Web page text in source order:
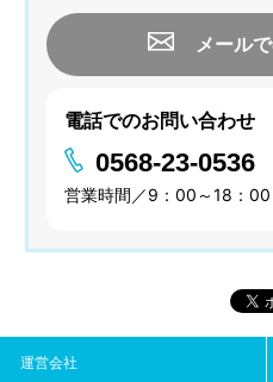
メール
電話でのお問い合わせ
0568-23-0536
営業時間／9：00～18：00
運営会社